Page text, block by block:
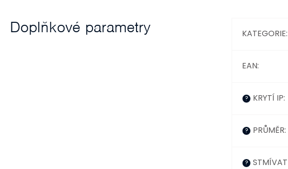
Doplňkové parametry KATEGORIE:
EAN:
? KRYTÍ IP:
? PRŮMĚR:
?